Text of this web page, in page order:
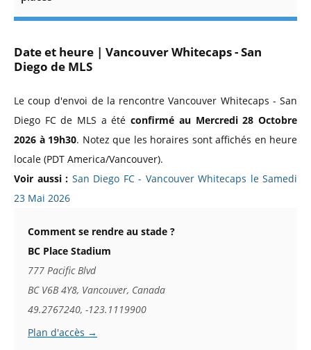
Date et heure | Vancouver Whitecaps - San
Diego de MLS
Le coup d'envoi de la rencontre Vancouver Whitecaps - San
Diego FC de MLS a étéconfirmé au Mercredi 28 Octobre
2026 à 19h30. Notez que les horaires sont affichés en heure
locale (PDT America/Vancouver).
Voir aussi : San Diego FC - Vancouver Whitecaps le Samedi
23 Mai 2026
Comment se rendre au stade ?
BC Place Stadium
777 Pacific Blvd
BC V6B 4Y8, Vancouver, Canada
49.2767240, -123.1119900
Plan d'accès →